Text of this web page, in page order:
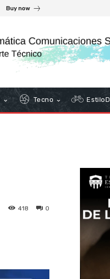
Buy now
Tecno
0
418